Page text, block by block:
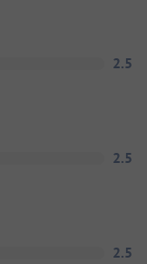
2.5
2.5
2.5